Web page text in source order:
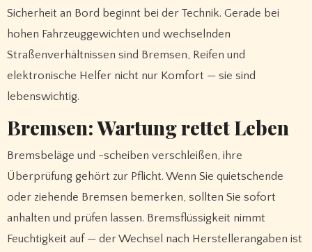
Sicherheit an Bord beginnt bei der Technik. Gerade bei
hohen Fahrzeuggewichten und wechselnden
Straßenverhältnissen sind Bremsen, Reifen und
elektronische Helfer nicht nur Komfort — sie sind
lebenswichtig.
Bremsen: Wartung rettet Leben
Bremsbeläge und -scheiben verschleißen, ihre
Überprüfung gehört zur Pflicht. Wenn Sie quietschende
oder ziehende Bremsen bemerken, sollten Sie sofort
anhalten und prüfen lassen. Bremsflüssigkeit nimmt
Feuchtigkeit auf — der Wechsel nach Herstellerangaben ist